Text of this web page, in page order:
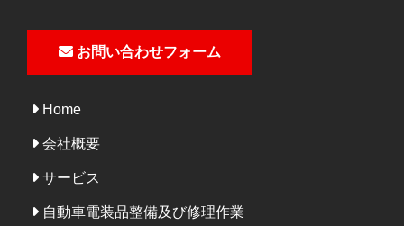
お問い合わせフォーム
Home
会社概要
サービス
自動車電装品整備及び修理作業